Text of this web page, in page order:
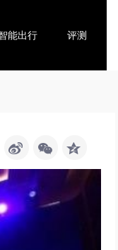
能出行 评测